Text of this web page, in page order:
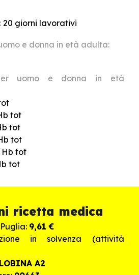
20 giorni lavorativi
e donna in età adulta:
uomo e donna in età
tot
tot
tot
Hb tot
tot
ricetta medica
9,61 €
in solvenza (attività
A2